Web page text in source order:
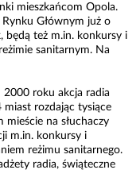
mieszkańcom Opola.
Głównym już o
będą też m.in. konkursy i
sanitarnym. Na
roku akcja radia
miast rozdając tysiące
na słuchaczy
m.in. konkursy i
reżimu sanitarnego.
radia, świąteczne